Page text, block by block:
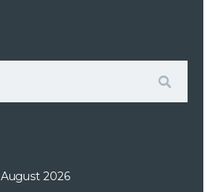
August 2026